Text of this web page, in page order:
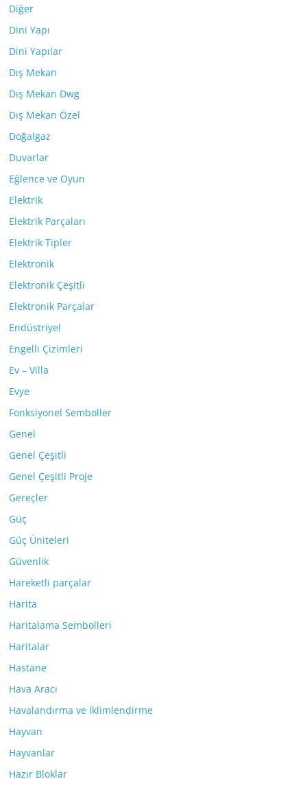
Diğer
Dini Yapı
Dini Yapılar
Dış Mekan
Dış Mekan Dwg
Dış Mekan Özel
Doğalgaz
Duvarlar
Eğlence ve Oyun
Elektrik
Elektrik Parçaları
Elektrik Tipler
Elektronik
Elektronik Çeşitli
Elektronik Parçalar
Endüstriyel
Engelli Çizimleri
Ev – Villa
Evye
Fonksiyonel Semboller
Genel
Genel Çeşitli
Genel Çeşitli Proje
Gereçler
Güç
Güç Üniteleri
Güvenlik
Hareketli parçalar
Harita
Haritalama Sembolleri
Haritalar
Hastane
Hava Aracı
Havalandırma ve İklimlendirme
Hayvan
Hayvanlar
Hazır Bloklar